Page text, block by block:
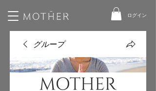
ログイン
グループ